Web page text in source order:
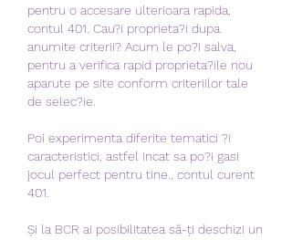
pentru o accesare ulterioara rapida,
contul 401. Cau?i proprieta?i dupa
anumite criterii? Acum le po?i salva,
pentru a verifica rapid proprieta?ile nou
aparute pe site conform criteriilor tale
de selec?ie.
Poi experimenta diferite tematici ?i
caracteristici, astfel incat sa po?i gasi
jocul perfect pentru tine., contul curent
401.
Și la BCR ai posibilitatea să-ți deschizi un